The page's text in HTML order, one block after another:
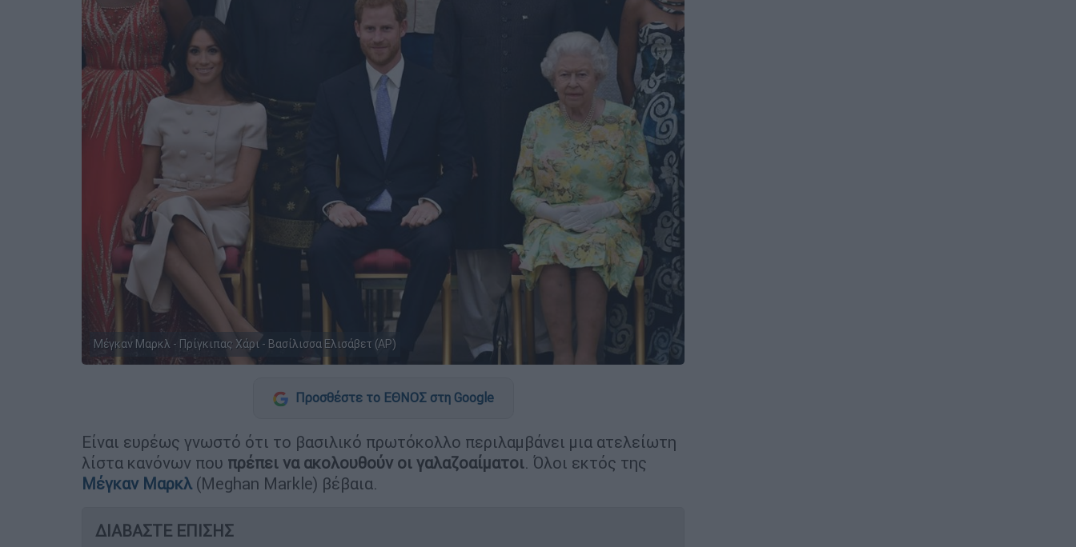
Μέγκαν Μαρκλ - Πρίγκιπας Χάρι - Βασίλισσα Ελισάβετ (AP)
Προσθέστε το ΕΘΝΟΣ στη Google
Είναι ευρέως γνωστό ότι το βασιλικό πρωτόκολλο περιλαμβάνει μια ατελείωτη
λίστα κανόνων που πρέπει να ακολουθούν οι γαλαζοαίματοι. Όλοι εκτός της
Μέγκαν Μαρκλ (Meghan Markle) βέβαια.
ΔΙΑΒΑΣΤΕ ΕΠΙΣΗΣ